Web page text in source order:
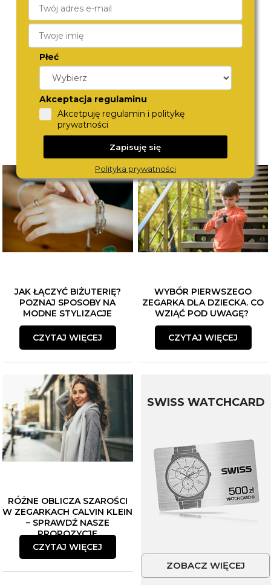
ICE-WATCH
014426
290,-
LACOSTE
360,-
JAK ŁĄCZYĆ BIŻUTERIĘ?
POZNAJ SPOSOBY NA
MODNE STYLIZACJE
CZYTAJ WIĘCEJ
WYBÓR PIERWSZEGO
ZEGARKA DLA DZIECKA. CO
WZIĄĆ POD UWAGĘ?
CZYTAJ WIĘCEJ
RÓŻNE OBLICZA SZAROŚCI
W ZEGARKACH CALVIN KLEIN
– SPRAWDŹ NASZE
PROPOZYCJE
CZYTAJ WIĘCEJ
SWISS WATCHCARD
ZOBACZ WIĘCEJ
Płeć
Akceptacja regulaminu
Akcetpuję regulamin i politykę
prywatności
Zapisuję się
Polityka prywatności